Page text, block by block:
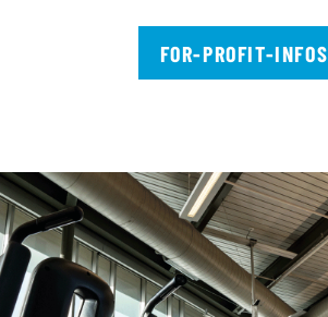
FOR-PROFIT-INFOS